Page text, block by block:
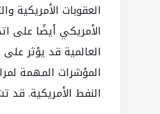
العقوبات الأمريكية
الأمريكي أيضًا على
العالمية قد يؤثر
المؤشرات المهمة
النفط الأمريكية.